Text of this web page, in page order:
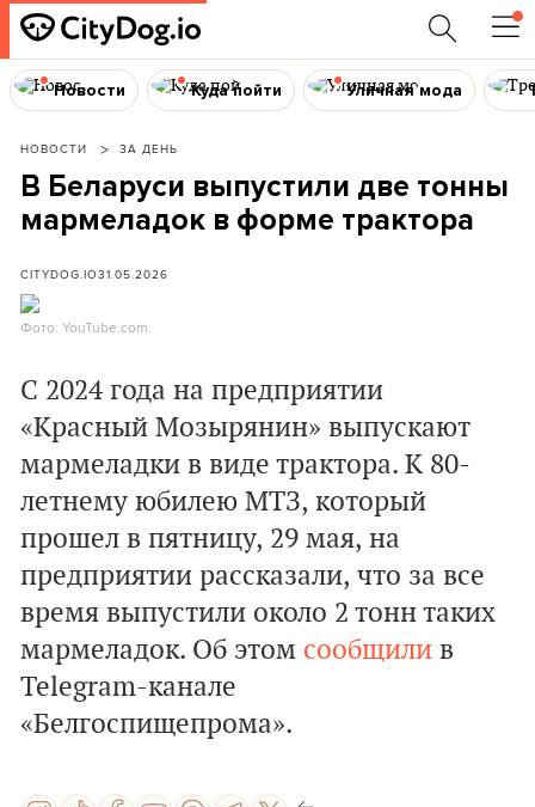
Новости Куда пойти Уличная мода
НОВОСТИ ЗА ДЕНЬ
В Беларуси выпустили две тонны
мармеладок в форме трактора
CITYDOG.IO31.05.2026
Фото: YouTube.com.
С 2024 года на предприятии
«Красный Мозырянин» выпускают
мармеладки в виде трактора. К 80-
летнему юбилею МТЗ, который
прошел в пятницу, 29 мая, на
предприятии рассказали, что за все
время выпустили около 2 тонн таких
мармеладок. Об этом сообщили в
Telegram-канале
«Белгоспищепрома».